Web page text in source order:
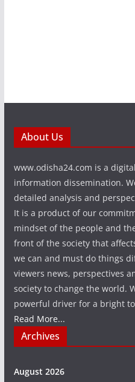
About Us
www.odisha24.com is a
information dissemination.
detailed analysis and
It is a product of our
mindset of the people and
front of the society that
we can and must do things
viewers news, perspectives
society to change the world.
powerful driver for a bright
Read More...
Archives
August 2026